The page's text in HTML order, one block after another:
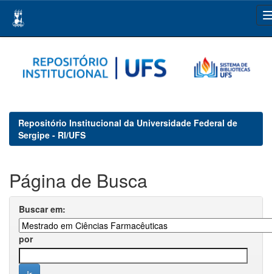
navigation
Repositório Institucional da Universidade Federal de
Sergipe - RI/UFS
Página de Busca
Buscar em:
por